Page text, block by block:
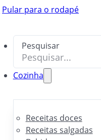
Pular para o rodapé
Pesquisar
Cozinha
Receitas doces
Receitas salgadas